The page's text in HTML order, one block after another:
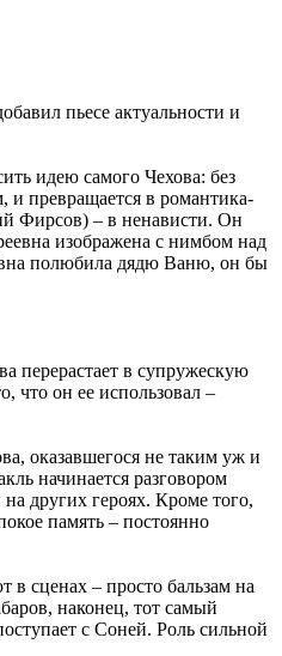
пьесе актуальности и
идею самого Чехова: без
и превращается в романтика-
Фирсов) – в ненависти. Он
изображена с нимбом над
полюбила дядю Ваню, он бы
перерастает в супружескую
что он ее использовал –
оказавшегося не таким уж и
начинается разговором
других героях. Кроме того,
память – постоянно
в сценах – просто бальзам на
наконец, тот самый
с Соней. Роль сильной